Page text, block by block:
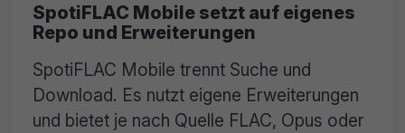
SpotiFLAC Mobile setzt auf eigenes
Repo und Erweiterungen
SpotiFLAC Mobile trennt Suche und
Download. Es nutzt eigene Erweiterungen
und bietet je nach Quelle FLAC, Opus oder